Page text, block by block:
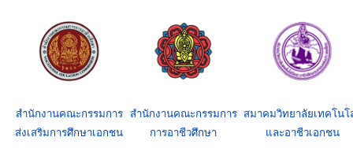
สำนักงานคณะกรรมการ
ส่งเสริมการศึกษาเอกชน
สำนักงานคณะกรรมการ
การอาชีวศึกษา
สมาคมวิทยาลัยเทคโนโ
และอาชีวเอกชน